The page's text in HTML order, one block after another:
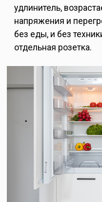
удлинитель,
напряжения и
без еды, и без
отдельная розетка.